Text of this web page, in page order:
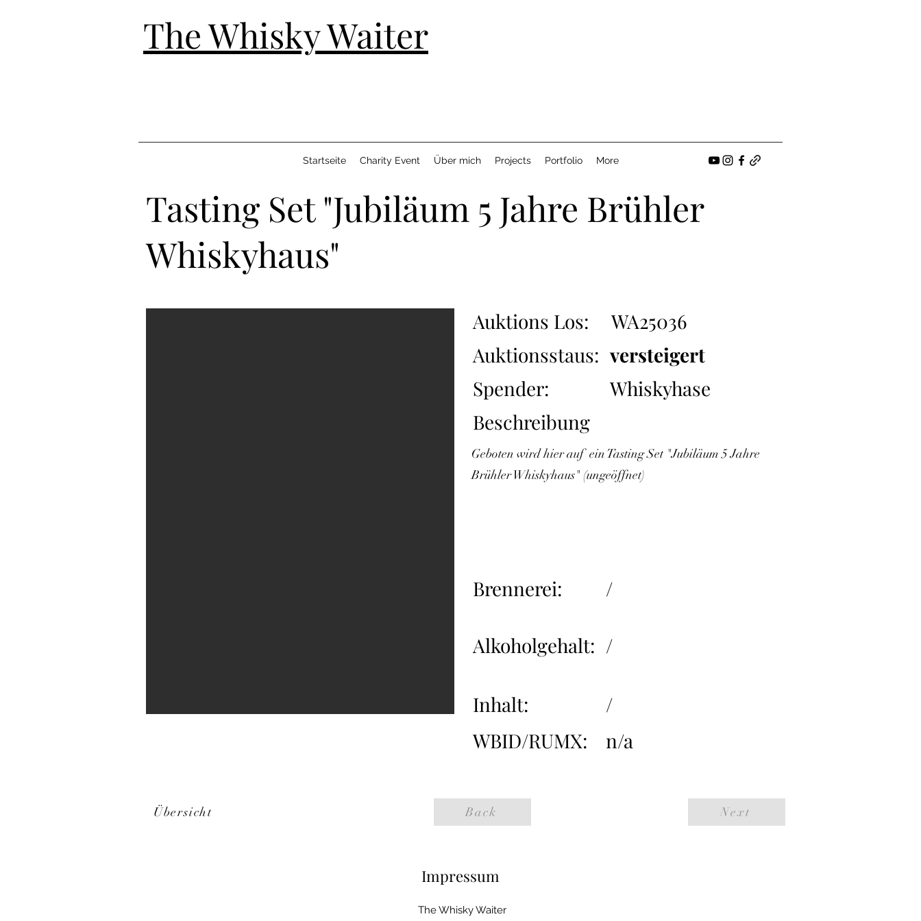
The Whisky Waiter
Startseite Charity Event Über mich Projects Portfolio More
Tasting Set "Jubiläum 5 Jahre Brühler
Whiskyhaus"
Auktions Los:
WA25036
Auktionsstaus: versteigert
Spender:
Whiskyhase
Beschreibung
Geboten wird hier auf ein Tasting Set "Jubiläum 5 Jahre
Brühler Whiskyhaus" (ungeöffnet)
Brennerei: /
Alkoholgehalt: /
Inhalt:
/
WBID/RUMX:
n/a
Übersicht Back Next
Impressum
The Whisky Waiter